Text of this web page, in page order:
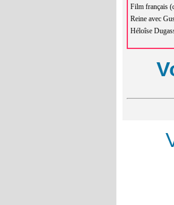
Film français
Reine avec
Héloîse